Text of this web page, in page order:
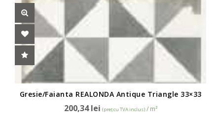
Gresie/Faianta REALONDA Antique Triangle 33×33
200,34lei (preț cu TVA inclus) / m²